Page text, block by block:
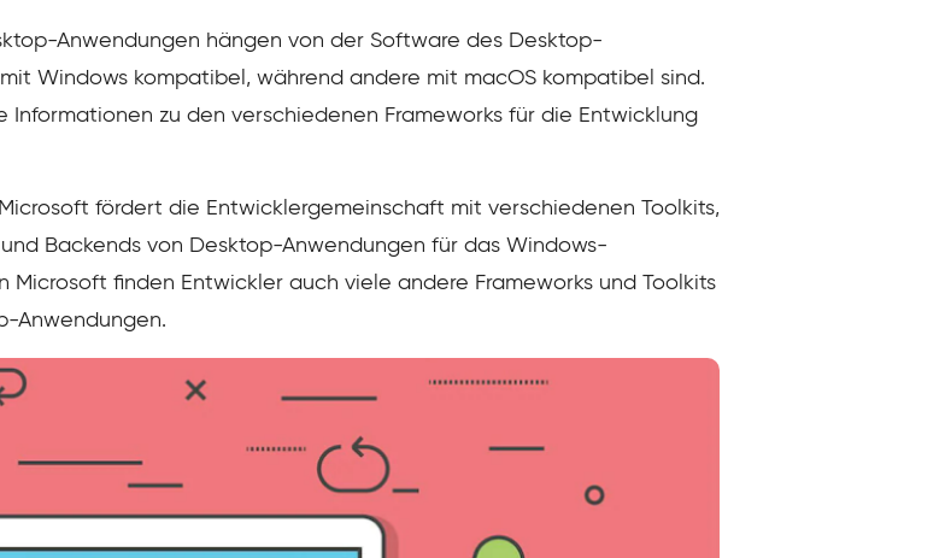
Anwendungen hängen von der Software des Desktop-
Windows kompatibel, während andere mit macOS kompatibel sind.
Informationen zu den verschiedenen Frameworks für die Entwicklung
Microsoft fördert die Entwicklergemeinschaft mit verschiedenen Toolkits,
Backends von Desktop-Anwendungen für das Windows-
Microsoft finden Entwickler auch viele andere Frameworks und Toolkits
Anwendungen.